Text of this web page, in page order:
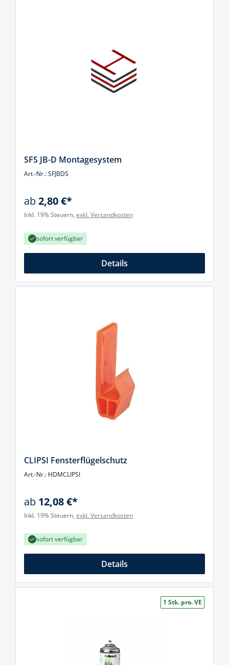
SFS JB-D Montagesystem
Art.-Nr.: SFJBDS
ab2,80 €*
Inkl. 19% Steuern, exkl. Versandkosten
sofort verfügbar
Details
CLIPSI Fensterflügelschutz
Art.-Nr.: HDMCLIPSI
ab 12,08 €*
Inkl. 19% Steuern, exkl. Versandkosten
sofort verfügbar
Details
1 Stk. pro. VE